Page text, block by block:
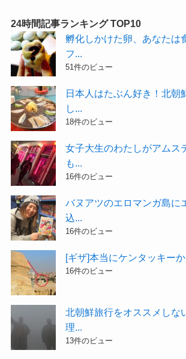
24時間記事ランキング TOP10
孵化しかけた卵、あなたは
フ...
51件のビュー
日本人はたぶん好き！北朝
し...
18件のビュー
女子大生のわたしがアムス
も...
16件のビュー
バヌアツのエロマンガ島に
込...
16件のビュー
[ギザ]本当にケンタッキー
16件のビュー
北朝鮮旅行をオススメしな
理...
13件のビュー